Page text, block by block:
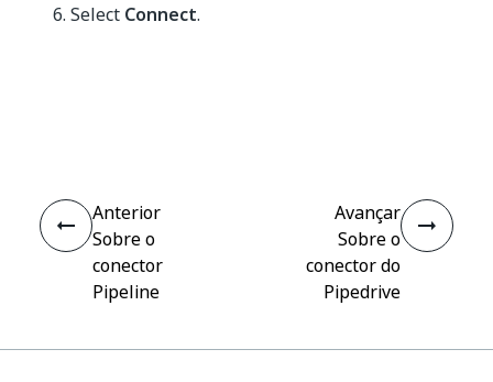
Select Connect.
Anterior
Sobre o
conector
Pipeline
Avançar
Sobre o
conector do
Pipedrive